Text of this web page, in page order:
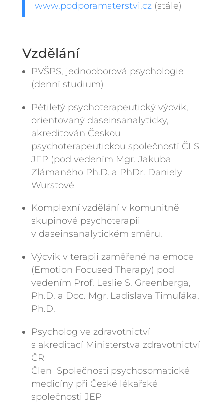
www.podporamaterstvi.cz(stále)
Vzdělání
PVŠPS, jednooborová psychologie
(denní studium)
Pětiletý psychoterapeutický výcvik,
orientovaný daseinsanalyticky,
akreditován Českou
psychoterapeutickou společností ČLS
JEP (pod vedením Mgr. Jakuba
Zlámaného Ph.D. a PhDr. Daniely
Wurstové
Komplexní vzdělání v komunitně
skupinové psychoterapii
v daseinsanalytickém směru.
Výcvik v terapii zaměřené na emoce
(Emotion Focused Therapy) pod
vedením Prof. Leslie S. Greenberga,
Ph.D. a Doc. Mgr. Ladislava Timuľáka,
Ph.D.
Psycholog ve zdravotnictví
s akreditací Ministerstva zdravotnictví
ČR
Člen Společnosti psychosomatické
medicíny při České lékařské
společnosti JEP